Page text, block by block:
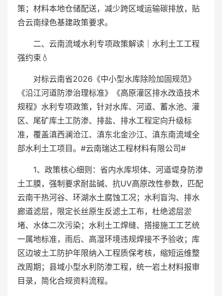
策；材料本地仓储配送，减少跨区域运输碳排放，贴
合云南绿色基建政策要求。
二、云南流域水利专项政策解读｜水利土工工程
强约束💧
对标云南省2026《中小型水库除险加固规范》
《沿江河道防渗治理标准》《高原灌区排水改造技术
规程》水利专项政策，针对水库、河道、蓄水池、灌
区、尾矿库土工防渗、排盐、排水工程定向升级标
准，覆盖滇西澜沧江、滇东北金沙江、滇东南流域全
部水利土工项目。#云南瑞达工程材料有限公司#
1、政策核心细则：省内水库坝体、河道堤身防渗
土工膜，强制要求耐盐碱、抗UV高原改性参数，匹配
云南干热河谷、环湖水土腐蚀工况；水利盲沟、排水
廊道滤层，限定长丝原生反滤土工布，杜绝滤层淤
堵、水体二次污染；水利土工焊缝、搭接施工工艺统
一属地标准，雨后、高湿环境违规焊接不予验收；库
区边坡土工防护年限纳入工程质保考核，缩短运维整
改周期；县域小型水利防渗工程，统一岩土材料报审
目录，简化合规资料流程。